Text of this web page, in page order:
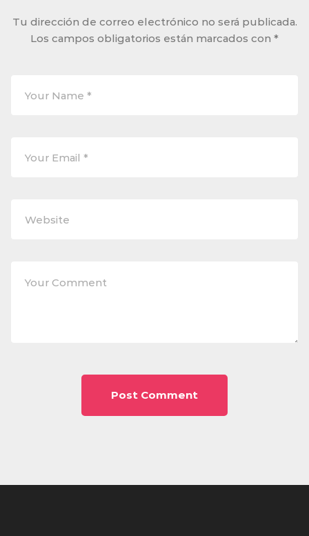
Tu dirección de correo electrónico no será publicada.
Los campos obligatorios están marcados con *